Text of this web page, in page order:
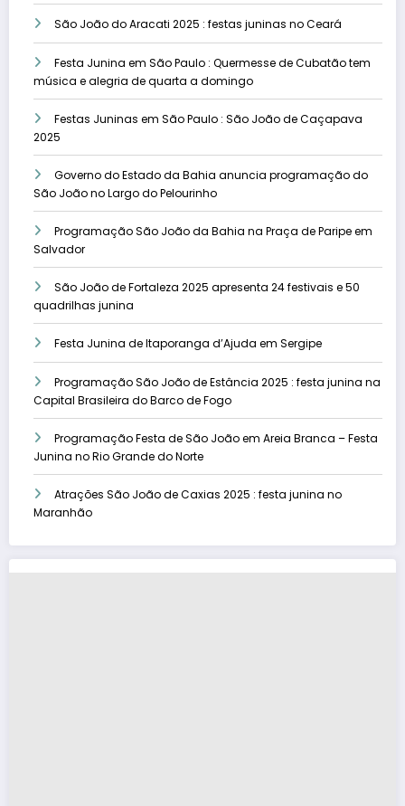
São João do Aracati 2025 : festas juninas no Ceará
Festa Junina em São Paulo : Quermesse de Cubatão tem
música e alegria de quarta a domingo
Festas Juninas em São Paulo : São João de Caçapava
2025
Governo do Estado da Bahia anuncia programação do
São João no Largo do Pelourinho
Programação São João da Bahia na Praça de Paripe em
Salvador
São João de Fortaleza 2025 apresenta 24 festivais e 50
quadrilhas junina
Festa Junina de Itaporanga d’Ajuda em Sergipe
Programação São João de Estância 2025 : festa junina na
Capital Brasileira do Barco de Fogo
Programação Festa de São João em Areia Branca – Festa
Junina no Rio Grande do Norte
Atrações São João de Caxias 2025 : festa junina no
Maranhão